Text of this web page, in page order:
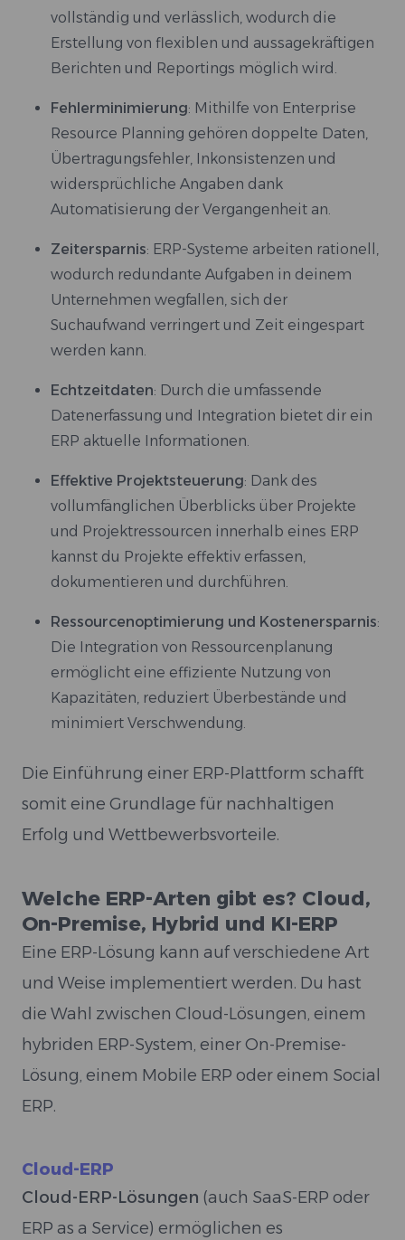
vollständig und verlässlich, wodurch die
Erstellung von flexiblen und aussagekräftigen
Berichten und Reportings möglich wird.
Fehlerminimierung: Mithilfe von Enterprise
Resource Planning gehören doppelte Daten,
Übertragungsfehler, Inkonsistenzen und
widersprüchliche Angaben dank
Automatisierung der Vergangenheit an.
Zeitersparnis: ERP-Systeme arbeiten rationell,
wodurch redundante Aufgaben in deinem
Unternehmen wegfallen, sich der
Suchaufwand verringert und Zeit eingespart
werden kann.
Echtzeitdaten: Durch die umfassende
Datenerfassung und Integration bietet dir ein
ERP aktuelle Informationen.
Effektive Projektsteuerung: Dank des
vollumfänglichen Überblicks über Projekte
und Projektressourcen innerhalb eines ERP
kannst du Projekte effektiv erfassen,
dokumentieren und durchführen.
Ressourcenoptimierung und Kostenersparnis:
Die Integration von Ressourcenplanung
ermöglicht eine effiziente Nutzung von
Kapazitäten, reduziert Überbestände und
minimiert Verschwendung.
Die Einführung einer ERP-Plattform schafft
somit eine Grundlage für nachhaltigen
Erfolg und Wettbewerbsvorteile.
Welche ERP-Arten gibt es? Cloud,
On-Premise, Hybrid und KI-ERP
Eine ERP-Lösung kann auf verschiedene Art
und Weise implementiert werden. Du hast
die Wahl zwischen Cloud-Lösungen, einem
hybriden ERP-System, einer On-Premise-
Lösung, einem Mobile ERP oder einem Social
ERP.
Cloud-ERP
Cloud-ERP-Lösungen (auch SaaS-ERP oder
ERP as a Service) ermöglichen es